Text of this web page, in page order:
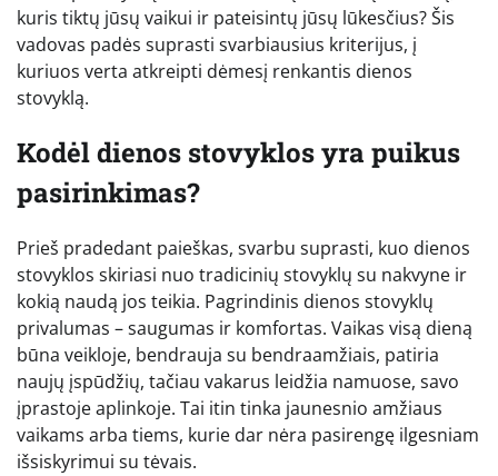
kuris tiktų jūsų vaikui ir pateisintų jūsų lūkesčius? Šis
vadovas padės suprasti svarbiausius kriterijus, į
kuriuos verta atkreipti dėmesį renkantis dienos
stovyklą.
Kodėl dienos stovyklos yra puikus
pasirinkimas?
Prieš pradedant paieškas, svarbu suprasti, kuo dienos
stovyklos skiriasi nuo tradicinių stovyklų su nakvyne ir
kokią naudą jos teikia. Pagrindinis dienos stovyklų
privalumas – saugumas ir komfortas. Vaikas visą dieną
būna veikloje, bendrauja su bendraamžiais, patiria
naujų įspūdžių, tačiau vakarus leidžia namuose, savo
įprastoje aplinkoje. Tai itin tinka jaunesnio amžiaus
vaikams arba tiems, kurie dar nėra pasirengę ilgesniam
išsiskyrimui su tėvais.